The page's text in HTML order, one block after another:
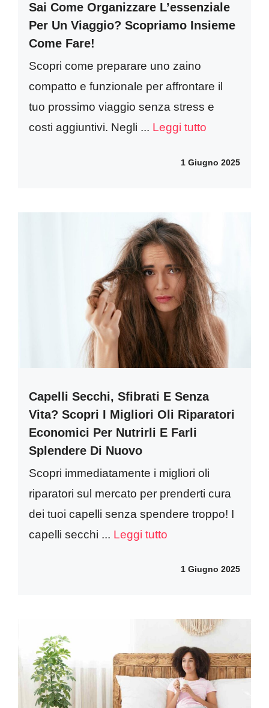
Sai Come Organizzare L’essenziale
Per Un Viaggio? Scopriamo Insieme
Come Fare!
Scopri come preparare uno zaino
compatto e funzionale per affrontare il
tuo prossimo viaggio senza stress e
costi aggiuntivi. Negli ... Leggi tutto
1 Giugno 2025
Capelli Secchi, Sfibrati E Senza
Vita? Scopri I Migliori Oli Riparatori
Economici Per Nutrirli E Farli
Splendere Di Nuovo
Scopri immediatamente i migliori oli
riparatori sul mercato per prenderti cura
dei tuoi capelli senza spendere troppo! I
capelli secchi ... Leggi tutto
1 Giugno 2025